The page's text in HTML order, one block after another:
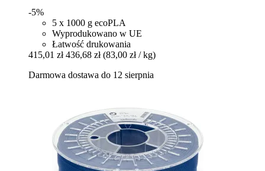
-5%
5 x 1000 g ecoPLA
Wyprodukowano w UE
Łatwość drukowania
415,01 zł 436,68 zł (83,00 zł / kg)
Darmowa dostawa do 12 sierpnia